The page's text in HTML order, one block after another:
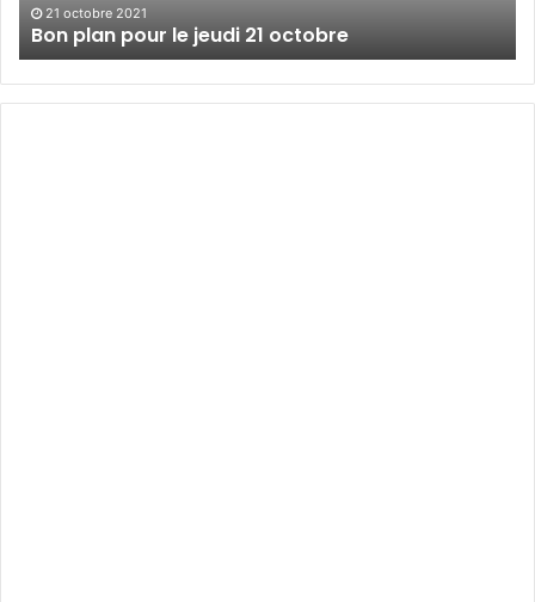
21 octobre 2021
Bon plan pour le jeudi 21 octobre